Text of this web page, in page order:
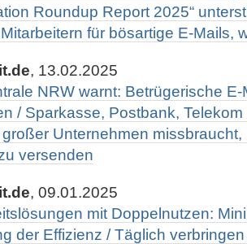
Roundup Report 2025“
für bösartige E-Mails,
, 13.02.2025
NRW warnt: Betrügerische
/ Sparkasse, Postbank,
Unternehmen
versenden
, 09.01.2025
mit Doppelnutzen:
der Effizienz / Täglich